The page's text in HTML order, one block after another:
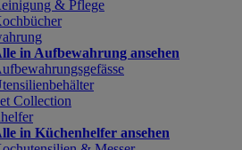
& Pflege
in Aufbewahrung ansehen
Collection
in Küchenhelfer ansehen